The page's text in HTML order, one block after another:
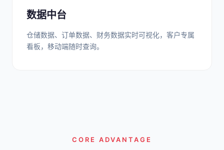
数据中台
仓储数据、订单数据、财务数据实时可视化，客户专属
看板，移动端随时查询。
CORE ADVANTAGE